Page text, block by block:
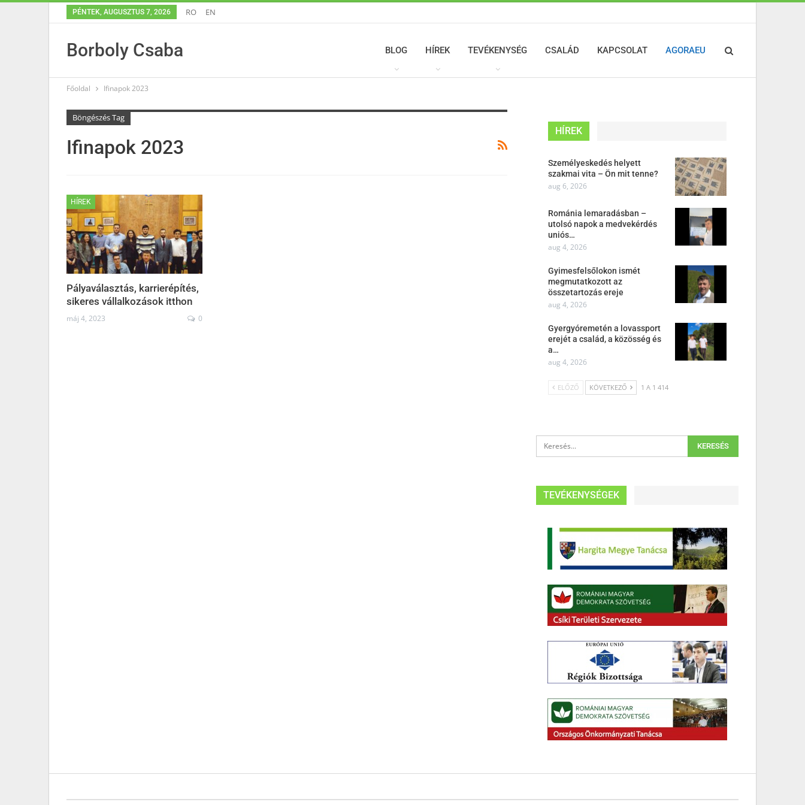
PÉNTEK, AUGUSZTUS 7, 2026 RO EN
Borboly Csaba BLOG HÍREK TEVÉKENYSÉG CSALÁD KAPCSOLAT AGORAEU
Főoldal Ifinapok 2023
Böngészés Tag
Ifinapok 2023
HÍREK
Pályaválasztás, karrierépítés,
sikeres vállalkozások itthon
máj 4, 2023 0
HÍREK
Személyeskedés helyett
szakmai vita – Ön mit tenne?
aug 6, 2026
Románia lemaradásban –
utolsó napok a medvekérdés
uniós…
aug 4, 2026
Gyimesfelsőlokon ismét
megmutatkozott az
összetartozás ereje
aug 4, 2026
Gyergyóremetén a lovassport
erejét a család, a közösség és
a…
aug 4, 2026
ELŐZŐ KÖVETKEZŐ 1 A 1 414
TEVÉKENYSÉGEK